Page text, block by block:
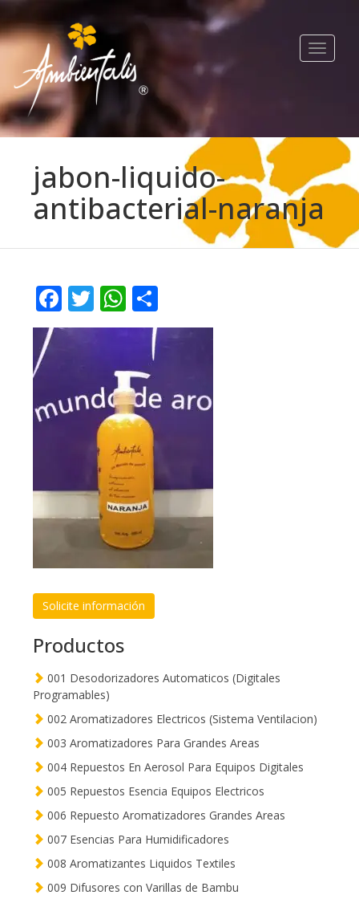
Toggle
jabon-liquido-
antibacterial-naranja
Facebook
TwitterWhatsApp
Solicite información
Productos
001 Desodorizadores Automaticos (Digitales
Programables)
002 Aromatizadores Electricos (Sistema Ventilacion)
003 Aromatizadores Para Grandes Areas
004 Repuestos En Aerosol Para Equipos Digitales
005 Repuestos Esencia Equipos Electricos
006 Repuesto Aromatizadores Grandes Areas
007 Esencias Para Humidificadores
008 Aromatizantes Liquidos Textiles
009 Difusores con Varillas de Bambu